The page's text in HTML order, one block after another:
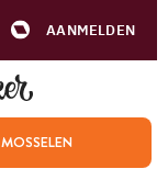
AANMELDEN
MOSSELEN